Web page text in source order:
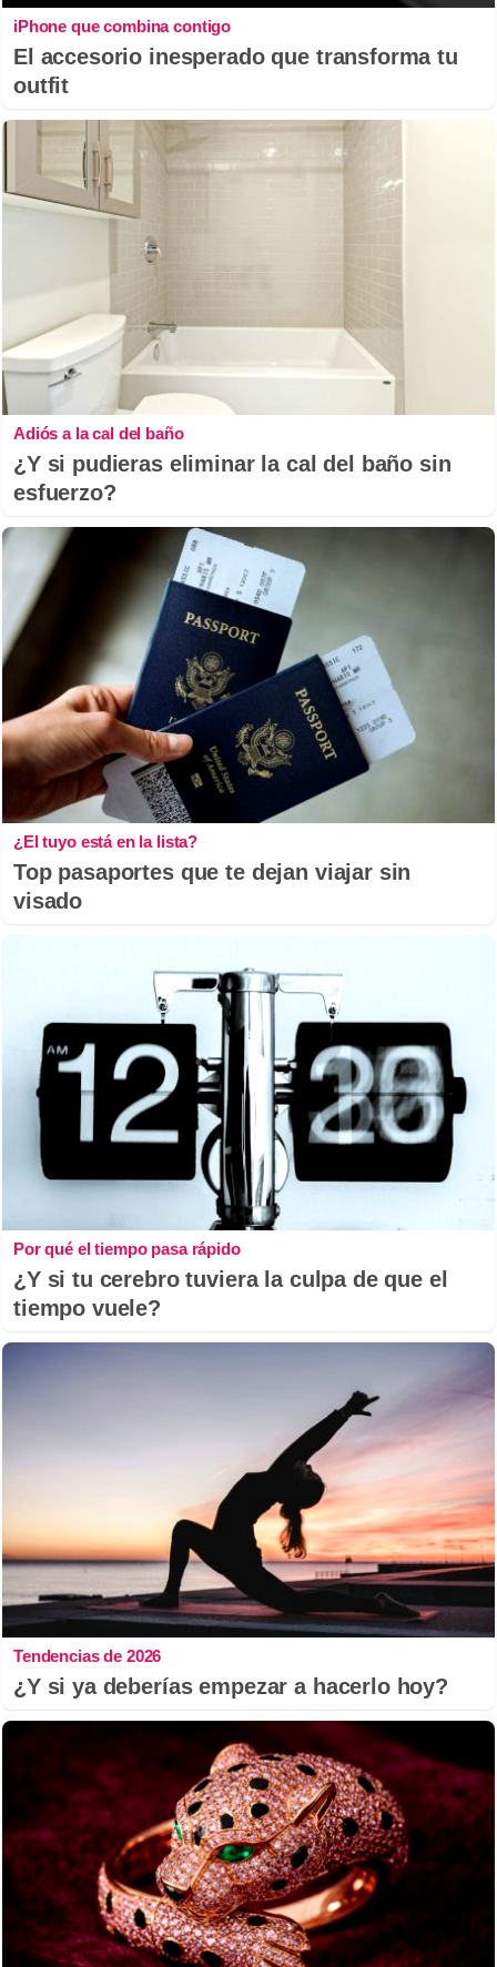
iPhone que combina contigo
El accesorio inesperado que transforma tu
outfit
Adiós a la cal del baño
¿Y si pudieras eliminar la cal del baño sin
esfuerzo?
¿El tuyo está en la lista?
Top pasaportes que te dejan viajar sin
visado
Por qué el tiempo pasa rápido
¿Y si tu cerebro tuviera la culpa de que el
tiempo vuele?
Tendencias de 2026
¿Y si ya deberías empezar a hacerlo hoy?